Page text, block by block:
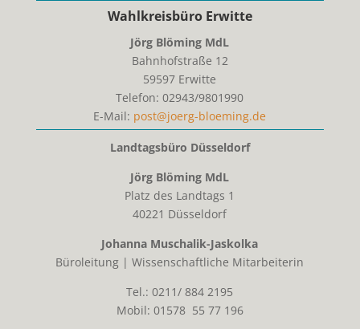
Wahlkreisbüro Erwitte
Jörg Blöming MdL
Bahnhofstraße 12
59597 Erwitte
Telefon: 02943/9801990
E-Mail: post@joerg-bloeming.de
Landtagsbüro Düsseldorf
Jörg Blöming MdL
Platz des Landtags 1
40221 Düsseldorf
Johanna Muschalik-Jaskolka
Büroleitung | Wissenschaftliche Mitarbeiterin
Tel.: 0211/ 884 2195
Mobil: 01578 55 77 196